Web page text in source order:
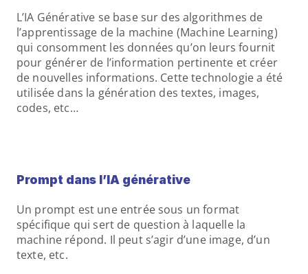
L’IA Générative se base sur des algorithmes de
l’apprentissage de la machine (Machine Learning)
qui consomment les données qu’on leurs fournit
pour générer de l’information pertinente et créer
de nouvelles informations. Cette technologie a été
utilisée dans la génération des textes, images,
codes, etc…
Prompt dans l’IA générative
Un prompt est une entrée sous un format
spécifique qui sert de question à laquelle la
machine répond. Il peut s’agir d’une image, d’un
texte, etc.